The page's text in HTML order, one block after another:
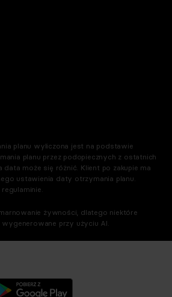
planu wyliczona jest na podstawie
planu przez podopiecznych z ostatnich
data może się różnić. Klient po zakupie ma
ustawienia daty otrzymania planu.
żywności, dlatego niektóre
przy użyciu AI.